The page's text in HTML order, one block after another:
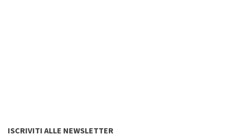
ISCRIVITI ALLE NEWSLETTER